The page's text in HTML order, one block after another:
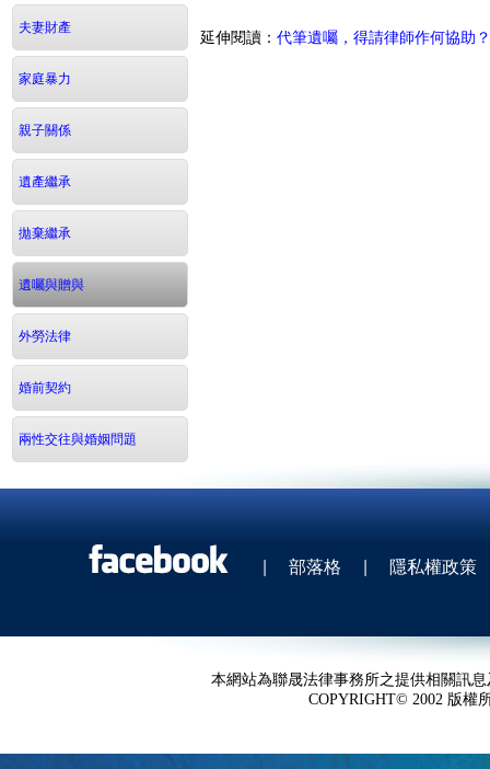
夫妻財產
家庭暴力
親子關係
遺產繼承
拋棄繼承
遺囑與贈與
外勞法律
婚前契約
兩性交往與婚姻問題
延伸閱讀： 代筆遺囑，得請律師作何協助？
| 部落格 | 隱私權政策
本網站為聯晟法律事務所之提供相關訊
COPYRIGHT© 2002 版權